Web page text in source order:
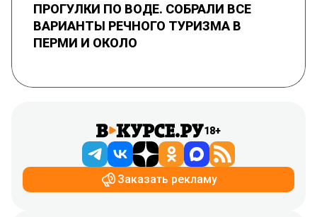
ПРОГУЛКИ ПО ВОДЕ. СОБРАЛИ ВСЕ
ВАРИАНТЫ РЕЧНОГО ТУРИЗМА В
ПЕРМИ И ОКОЛО
18+
Заказать рекламу